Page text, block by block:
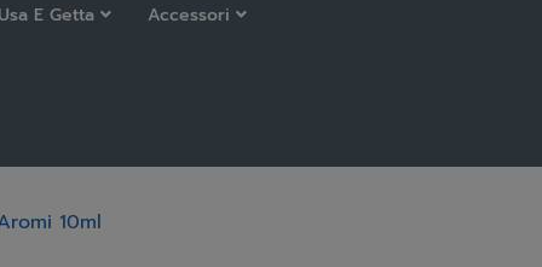
Usa E Getta Accessori
10ml